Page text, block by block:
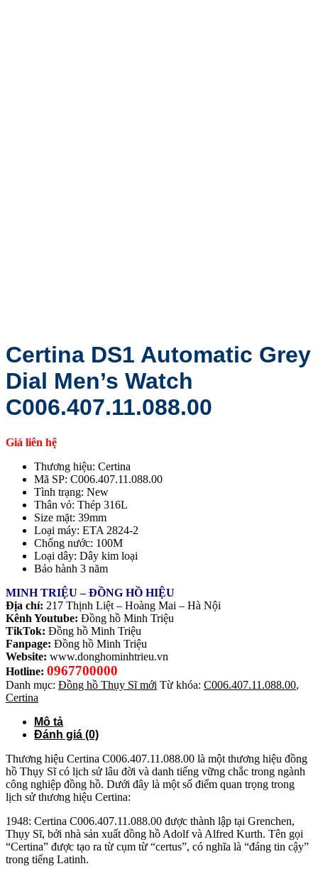
Certina DS1 Automatic Grey
Dial Men’s Watch
C006.407.11.088.00
Giá liên hệ
Thương hiệu: Certina
Mã SP: C006.407.11.088.00
Tình trạng: New
Thân vỏ: Thép 316L
Size mặt: 39mm
Loại máy: ETA 2824-2
Chống nước: 100M
Loại dây: Dây kim loại
Bảo hành 3 năm
MINH TRIỆU – ĐỒNG HỒ HIỆU
Địa chỉ: 217 Thịnh Liệt – Hoàng Mai – Hà Nội
Kênh Youtube: Đồng hồ Minh Triệu
TikTok: Đồng hồ Minh Triệu
Fanpage: Đồng hồ Minh Triệu
Website: www.donghominhtrieu.vn
Hotline: 0967700000
Danh mục: Đồng hồ Thụy Sĩ mới Từ khóa: C006.407.11.088.00,
Certina
Mô tả
Đánh giá (0)
Thương hiệu Certina C006.407.11.088.00 là một thương hiệu đồng
hồ Thụy Sĩ có lịch sử lâu đời và danh tiếng vững chắc trong ngành
công nghiệp đồng hồ. Dưới đây là một số điểm quan trọng trong
lịch sử thương hiệu Certina:
1948: Certina C006.407.11.088.00 được thành lập tại Grenchen,
Thụy Sĩ, bởi nhà sản xuất đồng hồ Adolf và Alfred Kurth. Tên gọi
“Certina” được tạo ra từ cụm từ “certus”, có nghĩa là “đáng tin cậy”
trong tiếng Latinh.